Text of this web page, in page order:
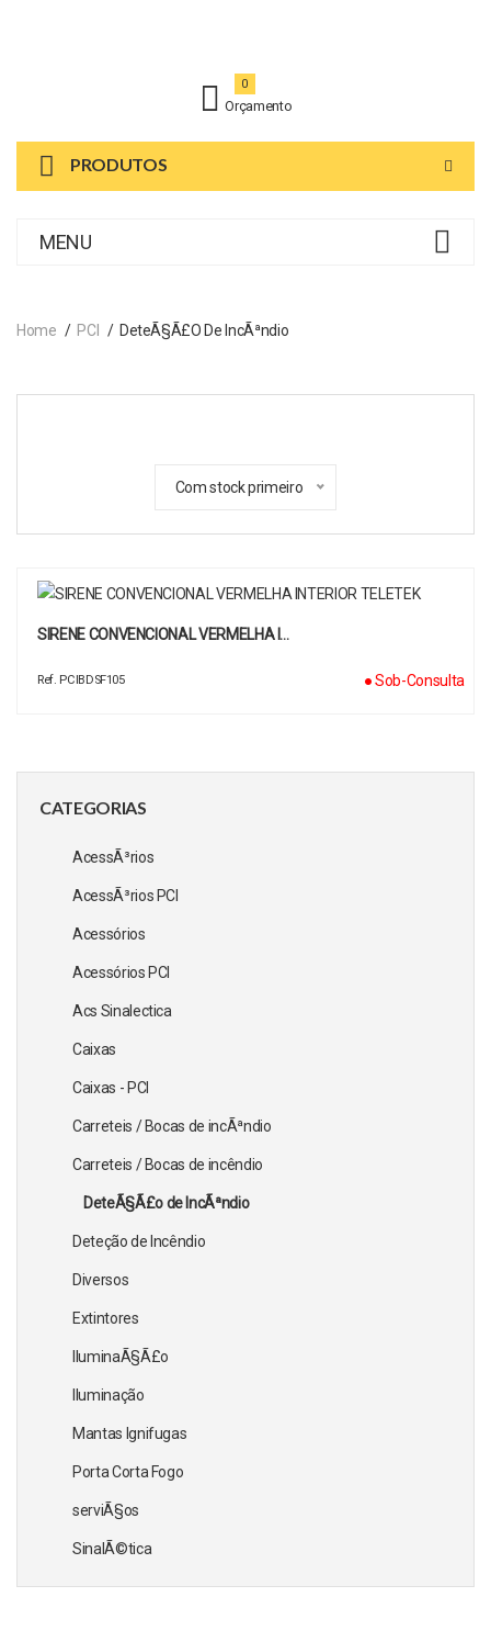
Orçamento
0
PRODUTOS
MENU
Home PCI DeteÃ§Ã£o De IncÃªndio
CATEGORIAS
AcessÃ³rios
AcessÃ³rios PCI
Acessórios
Acessórios PCI
Acs Sinalectica
Caixas
Caixas - PCI
Carreteis / Bocas de incÃªndio
Carreteis / Bocas de incêndio
DeteÃ§Ã£o de IncÃªndio
Deteção de Incêndio
Diversos
Extintores
IluminaÃ§Ã£o
Iluminação
Mantas Ignifugas
Porta Corta Fogo
serviÃ§os
SinalÃ©tica
Com stock primeiro
SIRENE CONVENCIONAL VERMELHA I…
Ref. PCIBDSF105 ● Sob-Consulta